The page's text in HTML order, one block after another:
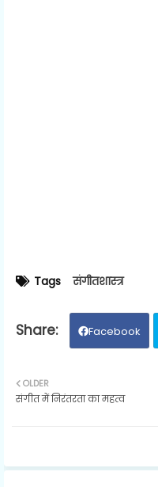
Tags संगीतशास्त्र
Facebook
OLDER
संगीत में निरंतरता का महत्व